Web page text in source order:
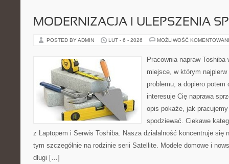
MODERNIZACJA I ULEPSZENIA
POSTED BY ADMIN LUT - 6 - 2026 MOŻLIWOŚĆ
Pracownia napraw
miejsce, w którym
problemu, a dopiero
interesuje Cię naprawa
opis pokaże, jak
spodziewać. Ciekawe
z Laptopem i Serwis Toshiba. Nasza działalność koncentruje się
tym szczególnie na rodzinie serii Satellite. Modele domowe i
długi […]